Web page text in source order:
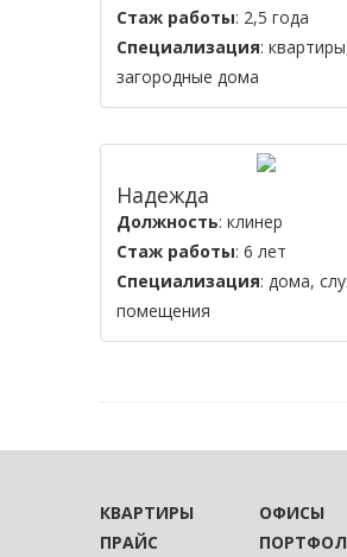
Стаж работы: 2,5 года
Специализация:
загородные дома
Надежда
Должность: клинер
Стаж работы: 6 лет
Специализация: дома,
помещения
КВАРТИРЫ
ОФИСЫ
ПРАЙС